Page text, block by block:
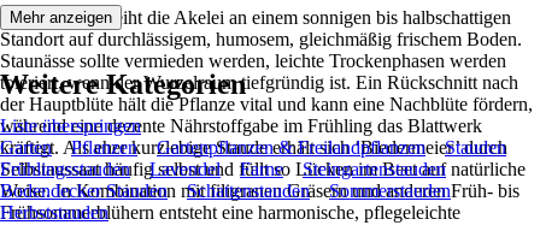
Am besten gedeiht die Akelei an einem sonnigen bis halbschattigen
Standort auf durchlässigem, humosem, gleichmäßig frischem Boden.
Staunässe sollte vermieden werden, leichte Trockenphasen werden
toleriert, wenn der Wurzelraum tiefgründig ist. Ein Rückschnitt nach
der Hauptblüte hält die Pflanze vital und kann eine Nachblüte fördern,
während eine dezente Nährstoffgabe im Frühling das Blattwerk
kräftigt. Als eher kurzlebige Staude erhält sich ‘Biedermeier’ durch
Selbstaussaat häufig selbst und füllt so Lücken im Beet auf natürliche
Weise. In Kombination mit filigranen Gräsern und anderen Früh- bis
Frühsommerblühern entsteht eine harmonische, pflegeleichte
Mehr anzeigen
Weitere Kategorien
Liste überspringen
Garten
Pflanzen Gartenpflanzen & Freilandpflanzen
Stauden
Frühlingsstauden
Lavendel Farne
Steingartenstauden
Bodendecker Stauden
Schattenstauden
Sommerstauden
Herbststauden